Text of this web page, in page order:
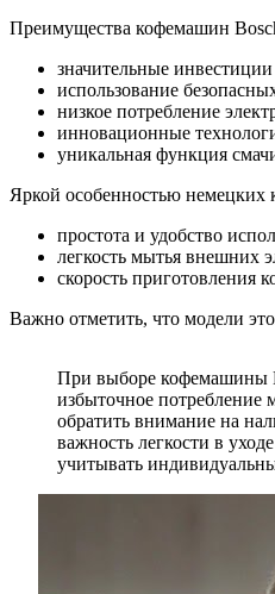
Преимущества кофемашин
значительные
использование
низкое потребление
инновационные
уникальная функция
Яркой особенностью немецких
простота и удобство
легкость мытья внешних
скорость приготовления
Важно отметить, что модели
При выборе кофемашины
избыточное потребление
обратить внимание на
важность легкости в
учитывать